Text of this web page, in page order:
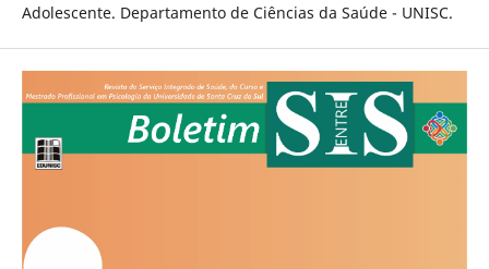
Adolescente. Departamento de Ciências da Saúde - UNISC.